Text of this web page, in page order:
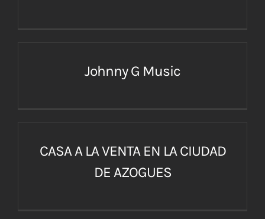
Johnny G Music
CASA A LA VENTA EN LA CIUDAD
DE AZOGUES